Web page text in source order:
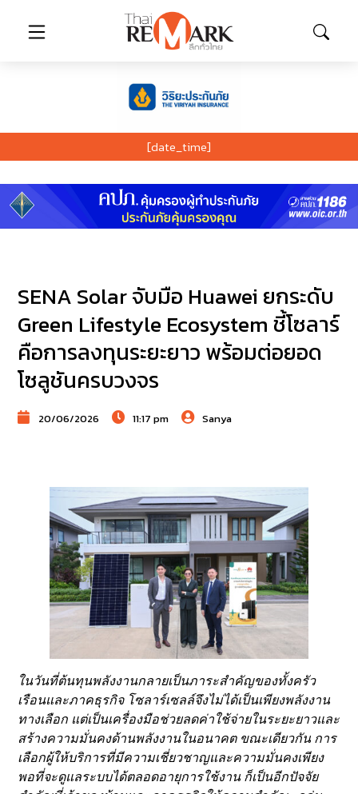
[date_time]
SENA Solar จับมือ Huawei ยกระดับ
Green Lifestyle Ecosystem ชี้โซลาร์
คือการลงทุนระยะยาว พร้อมต่อยอด
โซลูชันครบวงจร
20/06/2026 11:17 pm Sanya
ในวันที่ต้นทุนพลังงานกลายเป็นภาระสำคัญของทั้งครัว
เรือนและภาคธุรกิจ โซลาร์เซลล์จึงไม่ได้เป็นเพียงพลังงาน
ทางเลือก แต่เป็นเครื่องมือช่วยลดค่าใช้จ่ายในระยะยาวและ
สร้างความมั่นคงด้านพลังงานในอนาคต ขณะเดียวกัน การ
เลือกผู้ให้บริการที่มีความเชี่ยวชาญและความมั่นคงเพียง
พอที่จะดูแลระบบได้ตลอดอายุการใช้งาน ก็เป็นอีกปัจจัย